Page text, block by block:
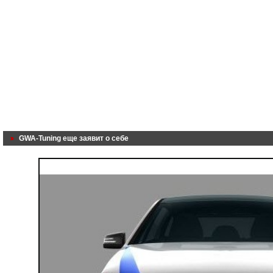
GWA-Tuning еще заявит о себе